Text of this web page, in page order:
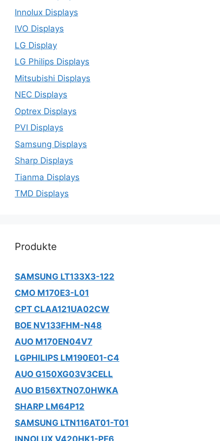
Innolux Displays
IVO Displays
LG Display
LG Philips Displays
Mitsubishi Displays
NEC Displays
Optrex Displays
PVI Displays
Samsung Displays
Sharp Displays
Tianma Displays
TMD Displays
Produkte
SAMSUNG LT133X3-122
CMO M170E3-L01
CPT CLAA121UA02CW
BOE NV133FHM-N48
AUO M170EN04V7
LGPHILIPS LM190E01-C4
AUO G150XG03V3CELL
AUO B156XTN07.0HWKA
SHARP LM64P12
SAMSUNG LTN116AT01-T01
INNOLUX V420HK1-PE6